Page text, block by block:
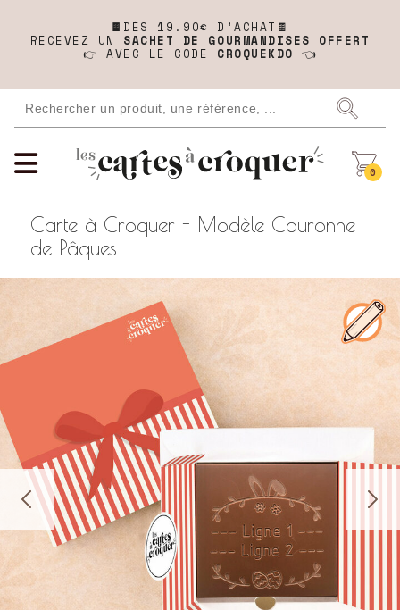
🍫 DÈS 19.90€ D’ACHAT🍫
RECEVEZ UN SACHET DE GOURMANDISES OFFERT
👉 AVEC LE CODE CROQUEKDO👈
0
Carte à Croquer - Modèle Couronne
de Pâques